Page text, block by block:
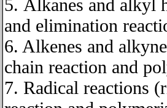
5. Alkanes and alkyl
and elimination
6. Alkenes and
chain reaction and
7. Radical reactions